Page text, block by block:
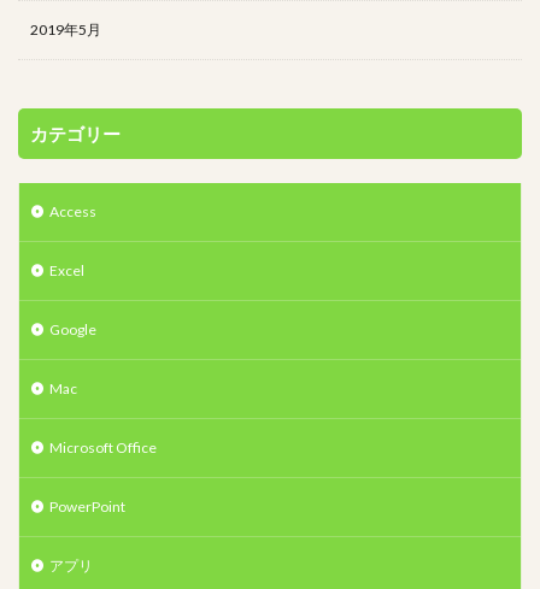
2019年5月
カテゴリー
Access
Excel
Google
Mac
Microsoft Office
PowerPoint
アプリ